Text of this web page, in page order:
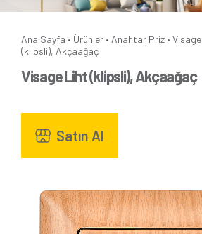
Ana Sayfa • Ürünler • Anahtar Priz • Visage
(klipsli), Akçaağaç
Visage Liht (klipsli), Akçaağaç
Satın Al